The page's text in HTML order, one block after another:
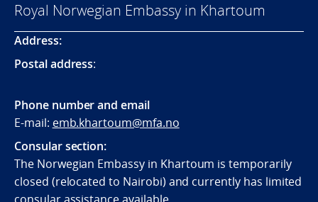
Royal Norwegian Embassy in Khartoum
Address:
Postal address:
Phone number and email
E-mail: emb.khartoum@mfa.no
Consular section:
The Norwegian Embassy in Khartoum is temporarily
closed (relocated to Nairobi) and currently has limited